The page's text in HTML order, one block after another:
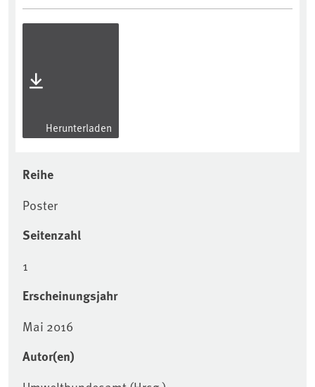
Herunterladen
Reihe
Poster
Seitenzahl
1
Erscheinungsjahr
Mai 2016
Autor(en)